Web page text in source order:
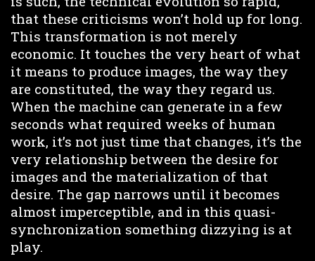
that these criticisms won’t hold up for long.
This transformation is not merely
economic. It touches the very heart of what
it means to produce images, the way they
are constituted, the way they regard us.
When the machine can generate in a few
seconds what required weeks of human
work, it’s not just time that changes, it’s the
very relationship between the desire for
images and the materialization of that
desire. The gap narrows until it becomes
almost imperceptible, and in this quasi-
synchronization something dizzying is at
play.